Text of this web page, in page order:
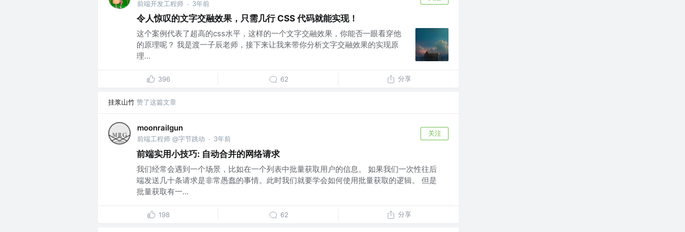
前端开发工程师 · 3年前
令人惊叹的文字交融效果，只需几行 CSS 代码就能实现！
这个案例代表了超高的css水平，这样的一个文字交融效果，你能否一眼看穿他
的原理呢？ 我是渡一子辰老师，接下来让我来带你分析文字交融效果的实现原
理...
396 62 分享
挂浆山竹 赞了这篇文章
moonrailgun
前端工程师 @字节跳动 · 3年前
关注
前端实用小技巧: 自动合并的网络请求
我们经常会遇到一个场景，比如在一个列表中批量获取用户的信息。 如果我们一次性往后
端发送几十条请求是非常愚蠢的事情。此时我们就要学会如何使用批量获取的逻辑。 但是
批量获取有一...
198 62 分享